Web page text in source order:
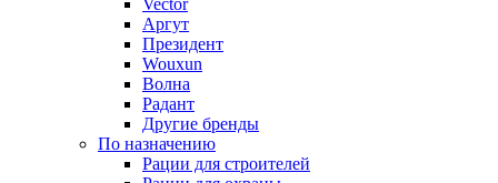
Vector
Аргут
Президент
Wouxun
Волна
Радант
Другие бренды
По назначению
Рации для строителей